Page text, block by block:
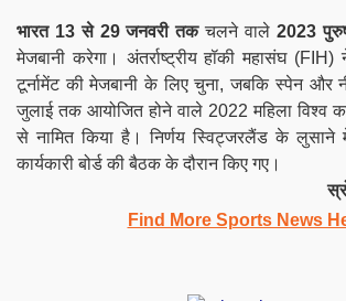
भारत 13 से 29 जनवरी तकचलने वाले 2023
मेजबानी करेगा। अंतर्राष्ट्रीय हॉकी महासंघ
टूर्नामेंट की मेजबानी के लिए चुना, जबकि स्पेन
जुलाई तक आयोजित होने वाले 2022 महिला
से नामित किया है। निर्णय स्विट्जरलैंड के
कार्यकारी बोर्ड की बैठक के दौरान किए गए।
Find More Sports News